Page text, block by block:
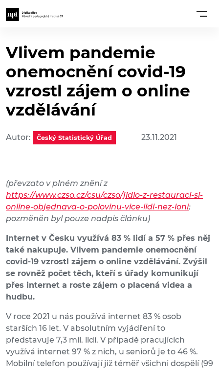
Vlivem pandemie
onemocnění covid-19
vzrostl zájem o online
vzdělávání
Autor: Český Statistický Úřad 23.11.2021
(převzato v plném znění z
https://www.czso.cz/csu/czso/jidlo-z-restauraci-si-
online-objednava-o-polovinu-vice-lidi-nez-loni;
pozměněn byl pouze nadpis článku)
Internet v Česku využívá 83 % lidí a 57 % přes něj
také nakupuje. Vlivem pandemie onemocnění
covid-19 vzrostl zájem o online vzdělávání. Zvýšil
se rovněž počet těch, kteří s úřady komunikují
přes internet a roste zájem o placená videa a
hudbu.
V roce 2021 u nás používá internet 83 % osob
starších 16 let. V absolutním vyjádření to
představuje 7,3 mil. lidí. V případě pracujících
využívá internet 97 % z nich, u seniorů je to 46 %.
Mobilní telefon používají již téměř všichni dospělí (99